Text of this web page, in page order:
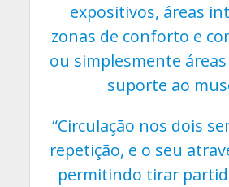
expositivos, áreas
zonas de conforto e
ou simplesmente
suporte ao
“Circulação nos dois
repetição, e o seu
permitindo tirar